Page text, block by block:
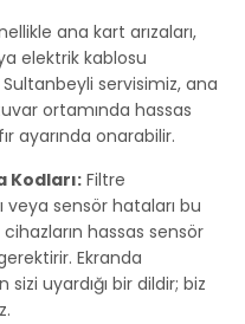
ana kart arızaları,
elektrik kablosu
Sultanbeyli servisimiz, ana
ortamında hassas
ayarında onarabilir.
Kodları: Filtre
veya sensör hataları bu
hassas sensör
Ekranda
uyardığı bir dildir; biz